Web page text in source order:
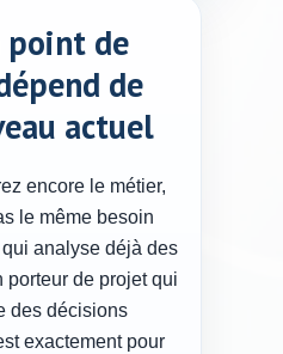
point de
de
actuel
encore le métier,
le même besoin
analyse déjà des
porteur de projet qui
des décisions
exactement pour